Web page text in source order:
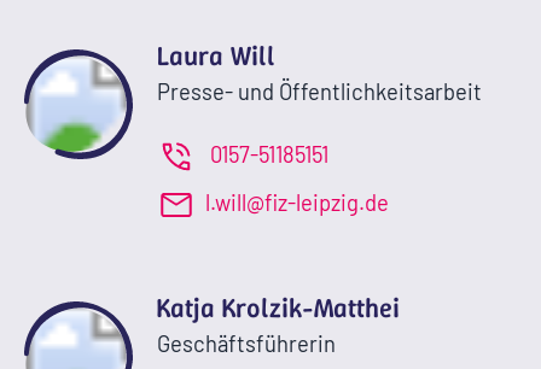
Laura Will
Presse- und Öffentlichkeitsarbeit
0157-51185151
l.will@fiz-leipzig.de
Katja Krolzik-Matthei
Geschäftsführerin